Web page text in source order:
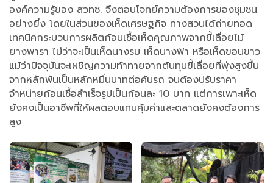
องค์ความรู้ของ สวทช. จึงตอบโจทย์ความต้องการของชุมชน
อย่างยิ่ง โดยในส่วนของเห็ดเศรษฐกิจ ทางสวนได้ถ่ายทอด
เทคนิคกระบวนการผลิตก้อนเชื้อเห็ดคุณภาพจากขี้เลื่อยไม้
ยางพารา ไม่ว่าจะเป็นเห็ดนางรม เห็ดนางฟ้า หรือเห็ดขอนขาว
แม้ว่าปัจจุบันจะเผชิญความท้าทายจากต้นทุนขี้เลื่อยที่พุ่งสูงขึ้น
จากหลักพันเป็นหลักหมื่นบาทต่อคันรถ จนต้องปรับราคา
จำหน่ายก้อนเชื้อสำเร็จรูปเป็นก้อนละ 10 บาท แต่การเพาะเห็ด
ยังคงเป็นอาชีพที่ให้ผลตอบแทนคุ้มค่าและตลาดยังคงต้องการ
สูง